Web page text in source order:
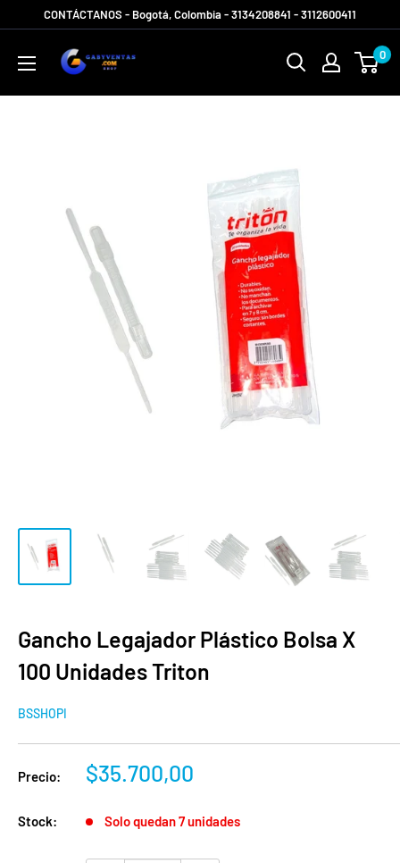
CONTÁCTANOS - Bogotá, Colombia - 3134208841 - 3112600411
Gabyventas
Shop
0
Gancho Legajador Plástico Bolsa X
100 Unidades Triton
BSSHOPI
Precio:
Precio
venta
$35.700,00
Stock: Solo quedan 7 unidades